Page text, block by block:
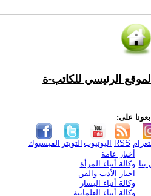
الموقع الرئيسي للكاتب-ة
على:
الفيسبوك التويتر اليوتيوب RSS
أخبار عامة
وكالة أنباء المرأة
اخبار الأدب والفن
وكالة أنباء اليسار
وكالة أنباء العلمانية